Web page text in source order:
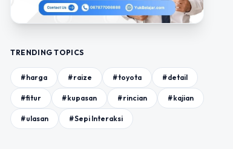
TRENDING TOPICS
#harga #raize #toyota #detail
#fitur #kupasan #rincian #kajian
#ulasan #Sepi Interaksi